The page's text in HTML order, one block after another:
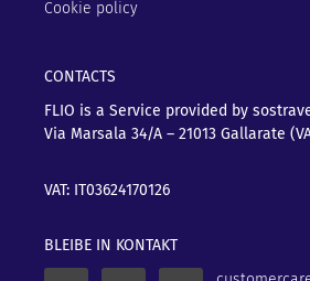
Cookie policy
CONTACTS
FLIO is a Service provided by
Via Marsala 34/A – 21013 Gallarate
VAT: IT03624170126
BLEIBE IN KONTAKT